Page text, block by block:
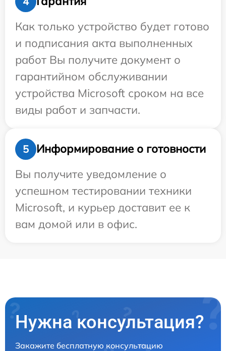
Как только устройство будет готово
и подписания акта выполненных
работ Вы получите документ о
гарантийном обслуживании
устройства Microsoft сроком на все
виды работ и запчасти.
5
Информирование о готовности
Вы получите уведомление о
успешном тестировании техники
Microsoft, и курьер доставит ее к
вам домой или в офис.
Нужна консультация?
Закажите бесплатную консультацию